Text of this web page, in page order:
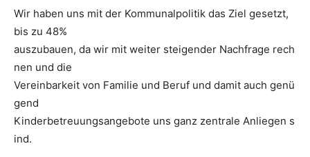
Wir haben uns mit der Kommunalpolitik das Ziel gesetzt,
bis zu 48%
auszubauen, da wir mit weiter steigender Nachfrage rech
nen und die
Vereinbarkeit von Familie und Beruf und damit auch genü
gend
Kinderbetreuungsangebote uns ganz zentrale Anliegen s
ind.